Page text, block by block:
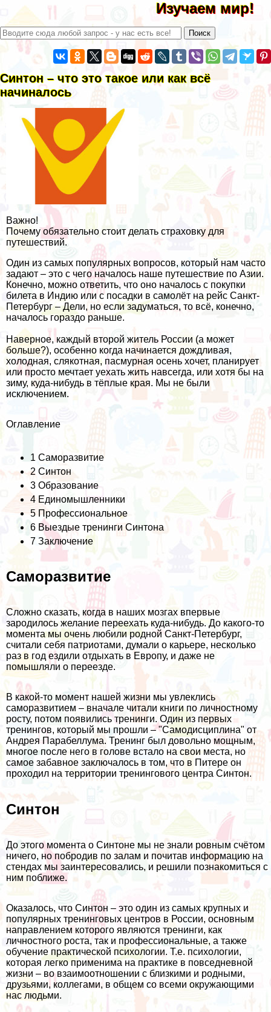
Изучаем мир!
Синтон – что это такое или как всё
начиналось
Важно!
Почему обязательно стоит делать страховку для
путешествий.
Один из самых популярных вопросов, который нам часто
задают – это с чего началось наше путешествие по Азии.
Конечно, можно ответить, что оно началось с покупки
билета в Индию или с посадки в самолёт на рейс Санкт-
Петербург –Дели, но если задуматься, то всё, конечно,
началось гораздо раньше.
Наверное, каждый второй житель России (а может
больше?), особенно когда начинается дождливая,
холодная, слякотная, пасмурная осень хочет, планирует
или просто мечтает уехать жить навсегда, или хотя бы на
зиму, куда-нибудь в тёплые края. Мы не были
исключением.
Оглавление
1 Саморазвитие
2 Синтон
3 Образование
4 Единомышленники
5 Профессиональное
6 Выездые тренинги Синтона
7 Заключение
Саморазвитие
Сложно сказать, когда в наших мозгах впервые
зародилось желание переехать куда-нибудь. До какого-то
момента мы очень любили родной Санкт-Петербург,
считали себя патриотами, думали о карьере, несколько
раз в год ездили отдыхать в Европу, и даже не
помышляли о переезде.
В какой-то момент нашей жизни мы увлеклись
саморазвитием – вначале читали книги по личностному
росту, потом появились тренинги. Один из первых
тренингов, который мы прошли – "Самодисциплина" от
Андрея Парабеллума. Тренинг был довольно мощным,
многое после него в голове встало на свои места, но
самое забавное заключалось в том, что в Питере он
проходил на территории тренингового центра Синтон.
Синтон
До этого момента о Синтоне мы не знали ровным счётом
ничего, но побродив по залам и почитав информацию на
стендах мы заинтересовались, и решили познакомиться с
ним поближе.
Оказалось, что Синтон – это один из самых крупных и
популярных тренинговых центров в России, основным
направлением которого являются тренинги, как
личностного роста, так и профессиональные, а также
обучение практической психологии. Т.е. психологии,
которая легко применима на практике в повседневной
жизни – во взаимоотношении с близкими и родными,
друзьями, коллегами, в общем со всеми окружающими
нас людьми.